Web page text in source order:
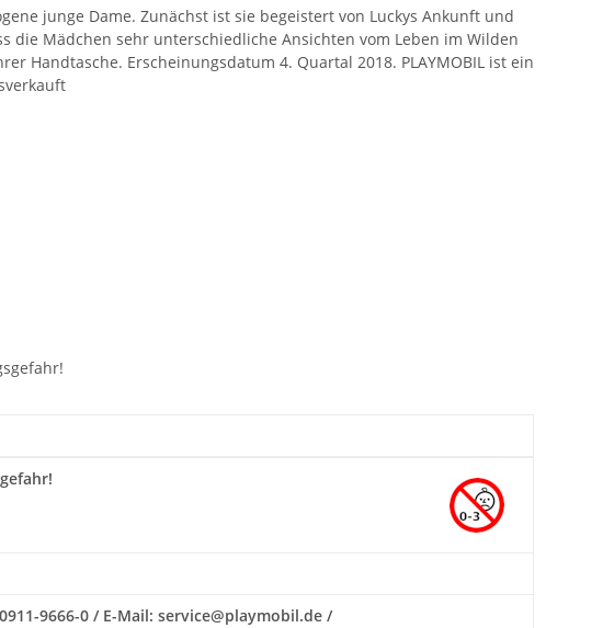
junge Dame. Zunächst ist sie begeistert von Luckys Ankunft und
die Mädchen sehr unterschiedliche Ansichten vom Leben im Wilden
Handtasche. Erscheinungsdatum 4. Quartal 2018. PLAYMOBIL ist ein
9666-0 / E-Mail: service@playmobil.de /